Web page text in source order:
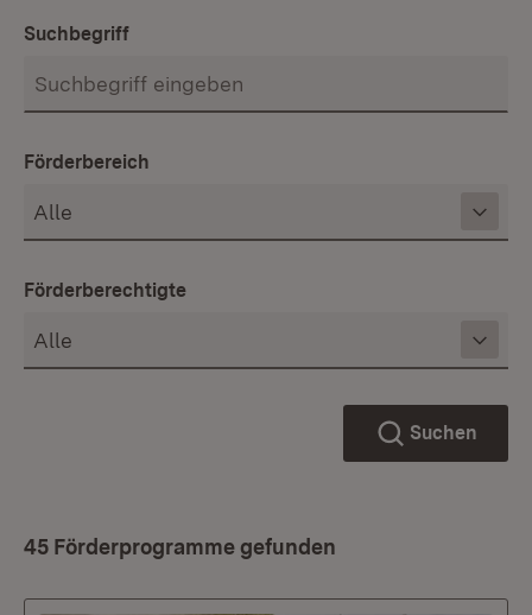
Suchbegriff
Förderbereich
Förderberechtigte
Suchen
45 Förderprogramme gefunden